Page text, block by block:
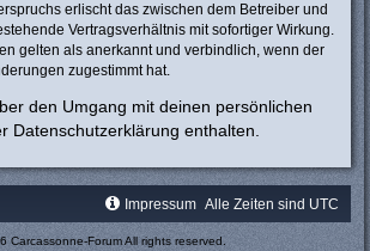
erlischt das zwischen dem Betreiber und
Vertragsverhältnis mit sofortiger Wirkung.
gelten als anerkannt und verbindlich, wenn der
zugestimmt hat.
den Umgang mit deinen persönlichen
Datenschutzerklärung enthalten.
Alle Zeiten sind UTC
Impressum
Carcassonne-Forum All rights reserved.